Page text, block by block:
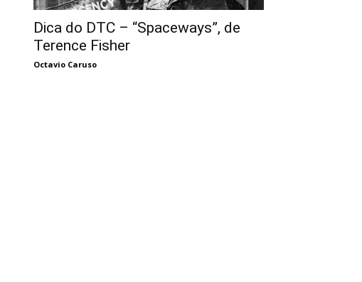
Dica do DTC – “Spaceways”, de
Terence Fisher
Octavio Caruso